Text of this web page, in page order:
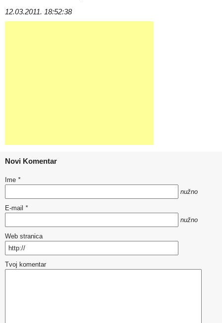
12.03.2011. 18:52:38
Novi Komentar
Ime *
nužno
E-mail *
nužno
Web stranica
Tvoj komentar